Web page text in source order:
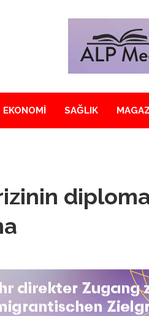
EKONOMİ SAĞLIK